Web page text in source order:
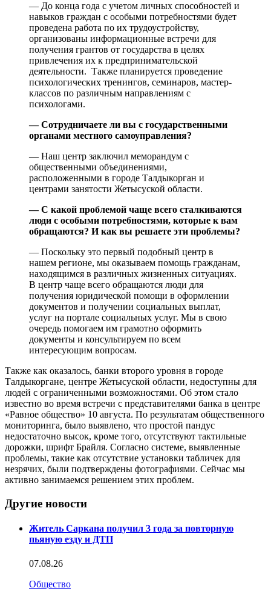
— До конца года с учетом личных способностей и
навыков граждан с особыми потребностями будет
проведена работа по их трудоустройству,
организованы информационные встречи для
получения грантов от государства в целях
привлечения их к предпринимательской
деятельности. Также планируется проведение
психологических тренингов, семинаров, мастер-
классов по различным направлениям с
психологами.
— Сотрудничаете ли вы с государственными
органами местного самоуправления?
— Наш центр заключил меморандум с
общественными объединениями,
расположенными в городе Талдыкорган и
центрами занятости Жетысуской области.
— С какой проблемой чаще всего сталкиваются
люди с особыми потребностями, которые к вам
обращаются? И как вы решаете эти проблемы?
— Поскольку это первый подобный центр в
нашем регионе, мы оказываем помощь гражданам,
находящимся в различных жизненных ситуациях.
В центр чаще всего обращаются люди для
получения юридической помощи в оформлении
документов и получении социальных выплат,
услуг на портале социальных услуг. Мы в свою
очередь помогаем им грамотно оформить
документы и консультируем по всем
интересующим вопросам.
Также как оказалось, банки второго уровня в городе
Талдыкоргане, центре Жетысуской области, недоступны для
людей с ограниченными возможностями. Об этом стало
известно во время встречи с представителями банка в центре
«Равное общество» 10 августа. По результатам общественного
мониторинга, было выявлено, что простой пандус
недостаточно высок, кроме того, отсутствуют тактильные
дорожки, шрифт Брайля. Согласно системе, выявленные
проблемы, такие как отсутствие установки табличек для
незрячих, были подтверждены фотографиями. Сейчас мы
активно занимаемся решением этих проблем.
Другие новости
Житель Саркана получил 3 года за повторную
пьяную езду и ДТП
07.08.26
Общество